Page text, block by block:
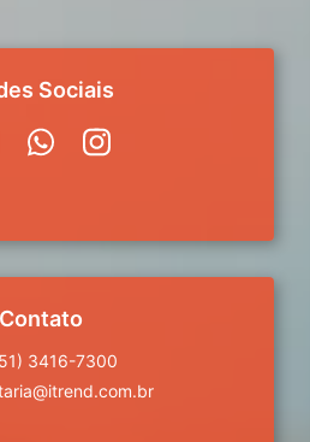
Sociais
Contato
3416-7300